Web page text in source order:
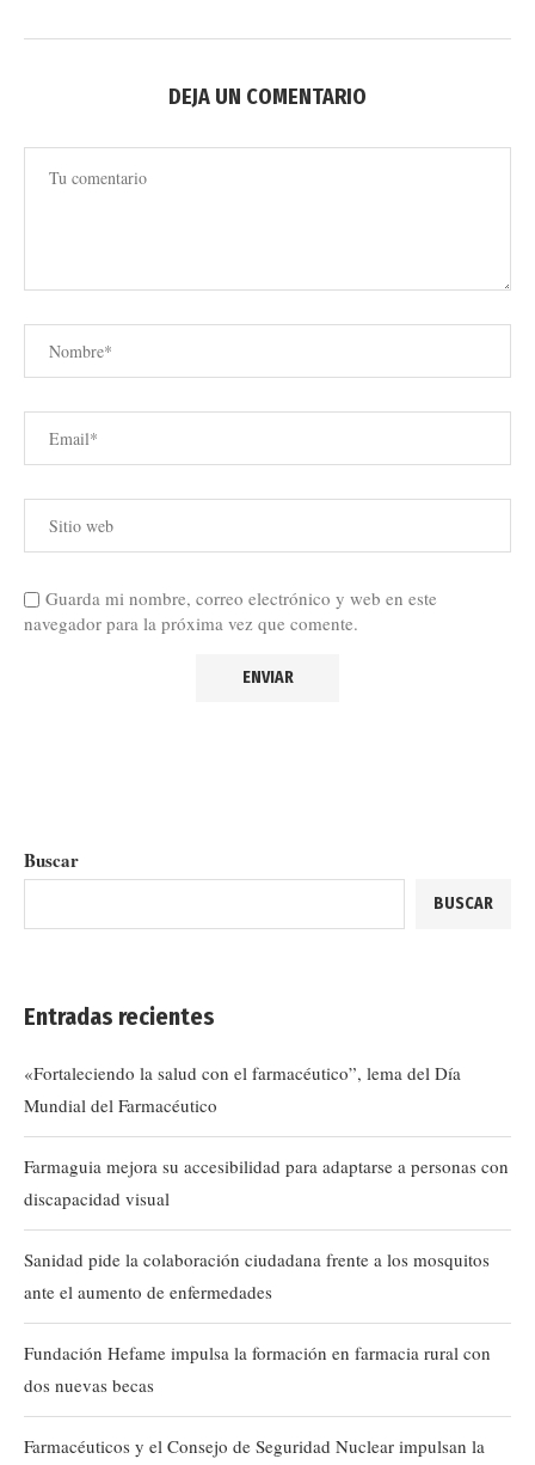
DEJA UN COMENTARIO
Guarda mi nombre, correo electrónico y web en este
navegador para la próxima vez que comente.
Buscar
BUSCAR
Entradas recientes
«Fortaleciendo la salud con el farmacéutico”, lema del Día
Mundial del Farmacéutico
Farmaguia mejora su accesibilidad para adaptarse a personas con
discapacidad visual
Sanidad pide la colaboración ciudadana frente a los mosquitos
ante el aumento de enfermedades
Fundación Hefame impulsa la formación en farmacia rural con
dos nuevas becas
Farmacéuticos y el Consejo de Seguridad Nuclear impulsan la